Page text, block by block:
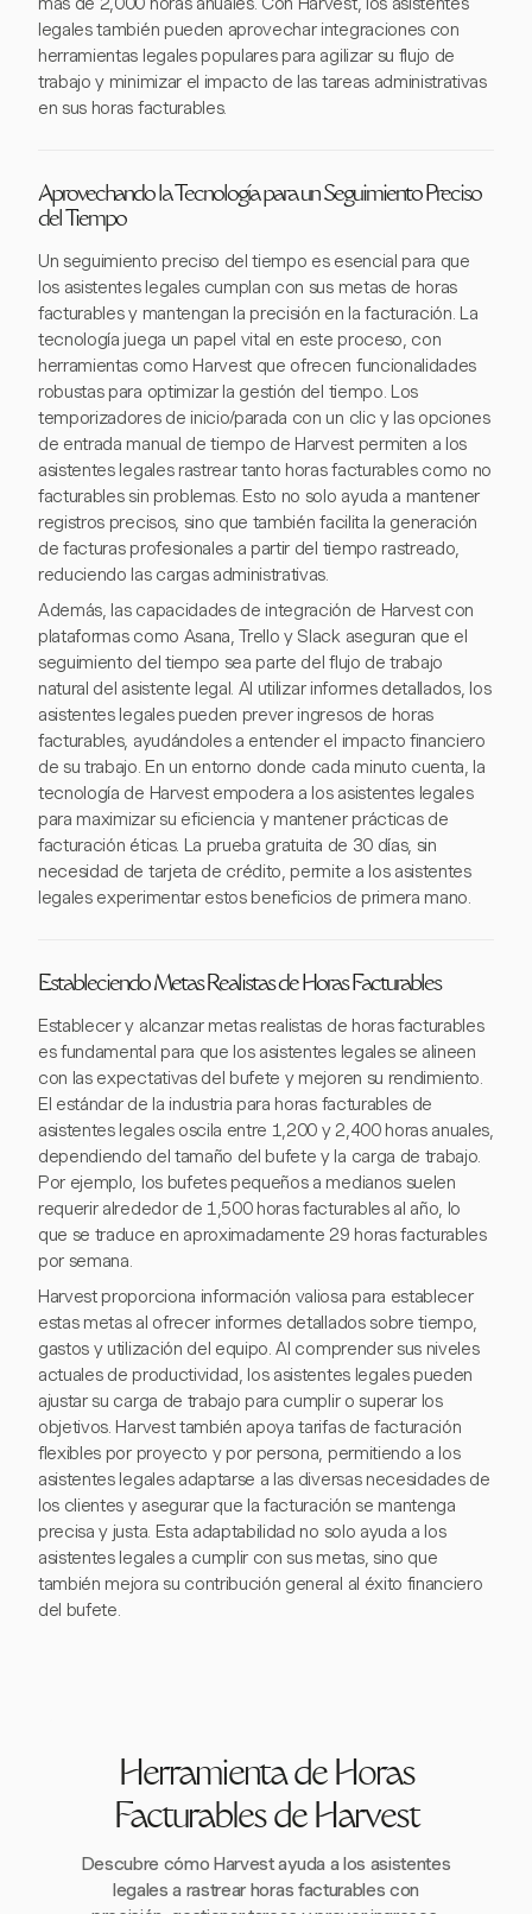
legales también pueden aprovechar integraciones con
herramientas legales populares para agilizar su flujo de
trabajo y minimizar el impacto de las tareas administrativas
en sus horas facturables.
Aprovechando la Tecnología para un Seguimiento Preciso
del Tiempo
Un seguimiento preciso del tiempo es esencial para que
los asistentes legales cumplan con sus metas de horas
facturables y mantengan la precisión en la facturación. La
tecnología juega un papel vital en este proceso, con
herramientas como Harvest que ofrecen funcionalidades
robustas para optimizar la gestión del tiempo. Los
temporizadores de inicio/parada con un clic y las opciones
de entrada manual de tiempo de Harvest permiten a los
asistentes legales rastrear tanto horas facturables como no
facturables sin problemas. Esto no solo ayuda a mantener
registros precisos, sino que también facilita la generación
de facturas profesionales a partir del tiempo rastreado,
reduciendo las cargas administrativas.
Además, las capacidades de integración de Harvest con
plataformas como Asana, Trello y Slack aseguran que el
seguimiento del tiempo sea parte del flujo de trabajo
natural del asistente legal. Al utilizar informes detallados, los
asistentes legales pueden prever ingresos de horas
facturables, ayudándoles a entender el impacto financiero
de su trabajo. En un entorno donde cada minuto cuenta, la
tecnología de Harvest empodera a los asistentes legales
para maximizar su eficiencia y mantener prácticas de
facturación éticas. La prueba gratuita de 30 días, sin
necesidad de tarjeta de crédito, permite a los asistentes
legales experimentar estos beneficios de primera mano.
Estableciendo Metas Realistas de Horas Facturables
Establecer y alcanzar metas realistas de horas facturables
es fundamental para que los asistentes legales se alineen
con las expectativas del bufete y mejoren su rendimiento.
El estándar de la industria para horas facturables de
asistentes legales oscila entre 1,200 y 2,400 horas anuales,
dependiendo del tamaño del bufete y la carga de trabajo.
Por ejemplo, los bufetes pequeños a medianos suelen
requerir alrededor de 1,500 horas facturables al año, lo
que se traduce en aproximadamente 29 horas facturables
por semana.
Harvest proporciona información valiosa para establecer
estas metas al ofrecer informes detallados sobre tiempo,
gastos y utilización del equipo. Al comprender sus niveles
actuales de productividad, los asistentes legales pueden
ajustar su carga de trabajo para cumplir o superar los
objetivos. Harvest también apoya tarifas de facturación
flexibles por proyecto y por persona, permitiendo a los
asistentes legales adaptarse a las diversas necesidades de
los clientes y asegurar que la facturación se mantenga
precisa y justa. Esta adaptabilidad no solo ayuda a los
asistentes legales a cumplir con sus metas, sino que
también mejora su contribución general al éxito financiero
del bufete.
Herramienta de Horas
Facturables de Harvest
Descubre cómo Harvest ayuda a los asistentes
legales a rastrear horas facturables con